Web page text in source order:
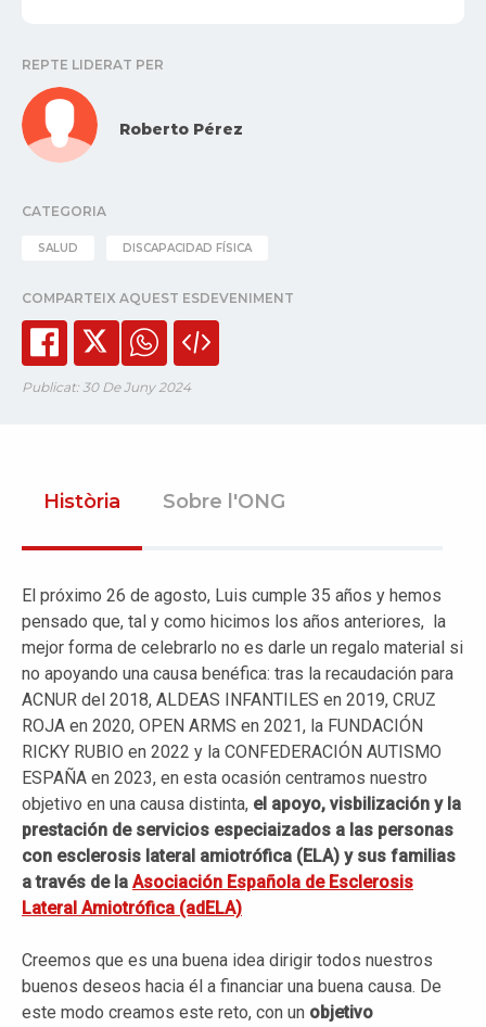
REPTE LIDERAT PER
Roberto Pérez
CATEGORIA
SALUD DISCAPACIDAD FÍSICA
COMPARTEIX AQUEST ESDEVENIMENT
Publicat: 30 De Juny 2024
Història Sobre l'ONG
El próximo 26 de agosto, Luis cumple 35 años y hemos
pensado que, tal y como hicimos los años anteriores, la
mejor forma de celebrarlo no es darle un regalo material si
no apoyando una causa benéfica: tras la recaudación para
ACNUR del 2018, ALDEAS INFANTILES en 2019, CRUZ
ROJA en 2020, OPEN ARMS en 2021, la FUNDACIÓN
RICKY RUBIO en 2022 y la CONFEDERACIÓN AUTISMO
ESPAÑA en 2023, en esta ocasión centramos nuestro
objetivo en una causa distinta, el apoyo, visbilización y la
prestación de servicios especiaizados a las personas
con esclerosis lateral amiotrófica (ELA) y sus familias
a través de la Asociación Española de Esclerosis
Lateral Amiotrófica (adELA)
Creemos que es una buena idea dirigir todos nuestros
buenos deseos hacia él a financiar una buena causa. De
este modo creamos este reto, con un objetivo